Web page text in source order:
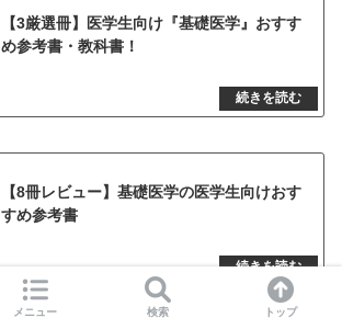
【3厳選冊】医学生向け『基礎医学』おすす
め参考書・教科書！
【8冊レビュー】基礎医学の医学生向けおす
すめ参考書
メニュー 検索 トップ